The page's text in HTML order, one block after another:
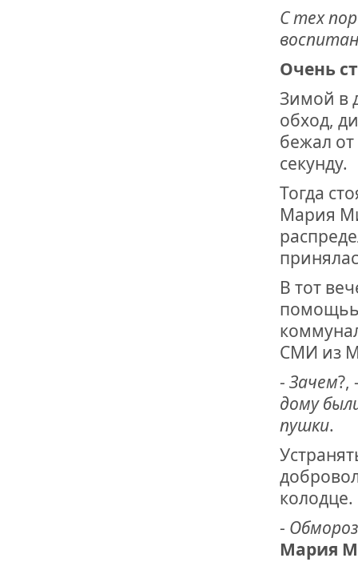
С тех
Очень
Зимой в
обход,
бежал
секунду.
Тогда
Мария
В тот
СМИ из
- Зачем?,
дому
пушки.
колодце.
-
Мария